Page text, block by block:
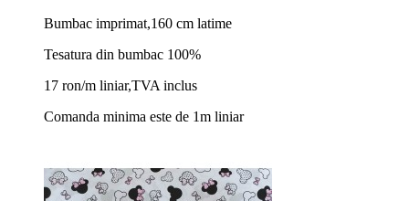
Bumbac imprimat,160 cm latime
Tesatura din bumbac 100%
17 ron/m liniar,TVA inclus
Comanda minima este de 1m liniar